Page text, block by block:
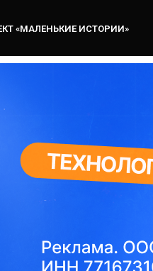
«МАЛЕНЬКИЕ ИСТОРИИ»